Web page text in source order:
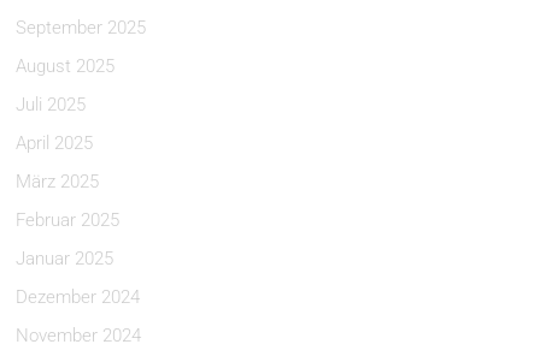
September 2025
August 2025
Juli 2025
April 2025
März 2025
Februar 2025
Januar 2025
Dezember 2024
November 2024